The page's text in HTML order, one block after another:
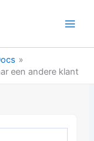
een andere klant